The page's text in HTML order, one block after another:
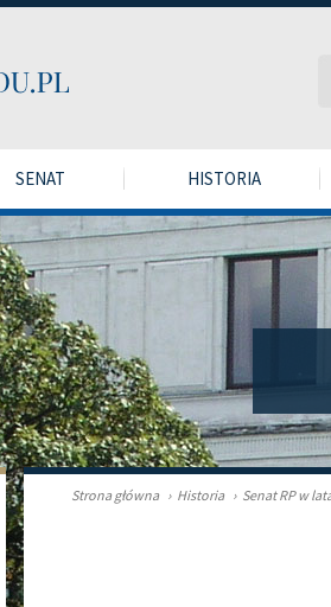
SENAT HISTORIA
Strona główna › Historia › Senat RP w